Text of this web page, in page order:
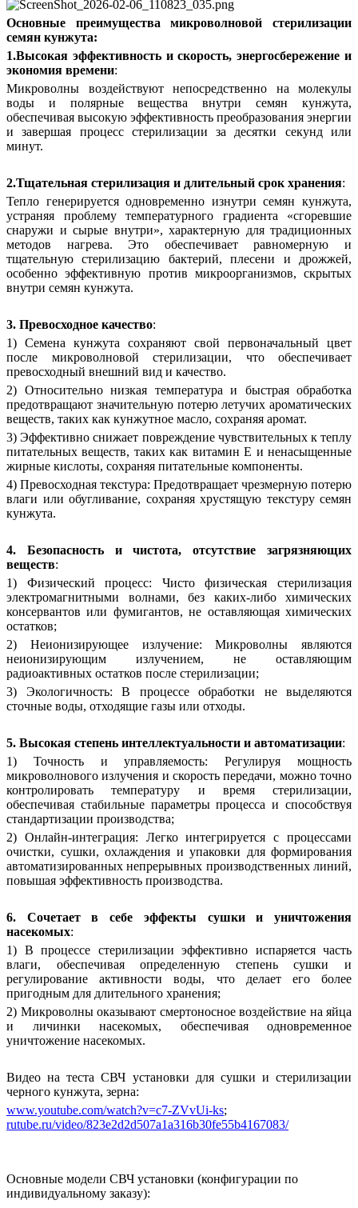
Основные преимущества микроволновой стерилизации
семян кунжута:
1.Высокая эффективность и скорость, энергосбережение и
экономия времени:
Микроволны воздействуют непосредственно на молекулы
воды и полярные вещества внутри семян кунжута,
обеспечивая высокую эффективность преобразования энергии
и завершая процесс стерилизации за десятки секунд или
минут.
2.Тщательная стерилизация и длительный срок хранения:
Тепло генерируется одновременно изнутри семян кунжута,
устраняя проблему температурного градиента «сгоревшие
снаружи и сырые внутри», характерную для традиционных
методов нагрева. Это обеспечивает равномерную и
тщательную стерилизацию бактерий, плесени и дрожжей,
особенно эффективную против микроорганизмов, скрытых
внутри семян кунжута.
3. Превосходное качество:
1) Семена кунжута сохраняют свой первоначальный цвет
после микроволновой стерилизации, что обеспечивает
превосходный внешний вид и качество.
2) Относительно низкая температура и быстрая обработка
предотвращают значительную потерю летучих ароматических
веществ, таких как кунжутное масло, сохраняя аромат.
3) Эффективно снижает повреждение чувствительных к теплу
питательных веществ, таких как витамин Е и ненасыщенные
жирные кислоты, сохраняя питательные компоненты.
4) Превосходная текстура: Предотвращает чрезмерную потерю
влаги или обугливание, сохраняя хрустящую текстуру семян
кунжута.
4. Безопасность и чистота, отсутствие загрязняющих
веществ:
1) Физический процесс: Чисто физическая стерилизация
электромагнитными волнами, без каких-либо химических
консервантов или фумигантов, не оставляющая химических
остатков;
2) Неионизирующее излучение: Микроволны являются
неионизирующим излучением, не оставляющим
радиоактивных остатков после стерилизации;
3) Экологичность: В процессе обработки не выделяются
сточные воды, отходящие газы или отходы.
5. Высокая степень интеллектуальности и автоматизации:
1) Точность и управляемость: Регулируя мощность
микроволнового излучения и скорость передачи, можно точно
контролировать температуру и время стерилизации,
обеспечивая стабильные параметры процесса и способствуя
стандартизации производства;
2) Онлайн-интеграция: Легко интегрируется с процессами
очистки, сушки, охлаждения и упаковки для формирования
автоматизированных непрерывных производственных линий,
повышая эффективность производства.
6. Сочетает в себе эффекты сушки и уничтожения
насекомых:
1) В процессе стерилизации эффективно испаряется часть
влаги, обеспечивая определенную степень сушки и
регулирование активности воды, что делает его более
пригодным для длительного хранения;
2) Микроволны оказывают смертоносное воздействие на яйца
и личинки насекомых, обеспечивая одновременное
уничтожение насекомых.
Видео на теста СВЧ установки для сушки и стерилизации
черного кунжута, зерна:
www.youtube.com/watch?v=c7-ZVvUi-ks;
rutube.ru/video/823e2d2d507a1a316b30fe55b4167083/
Основные модели СВЧ установки (конфигурации по
индивидуальному заказу):